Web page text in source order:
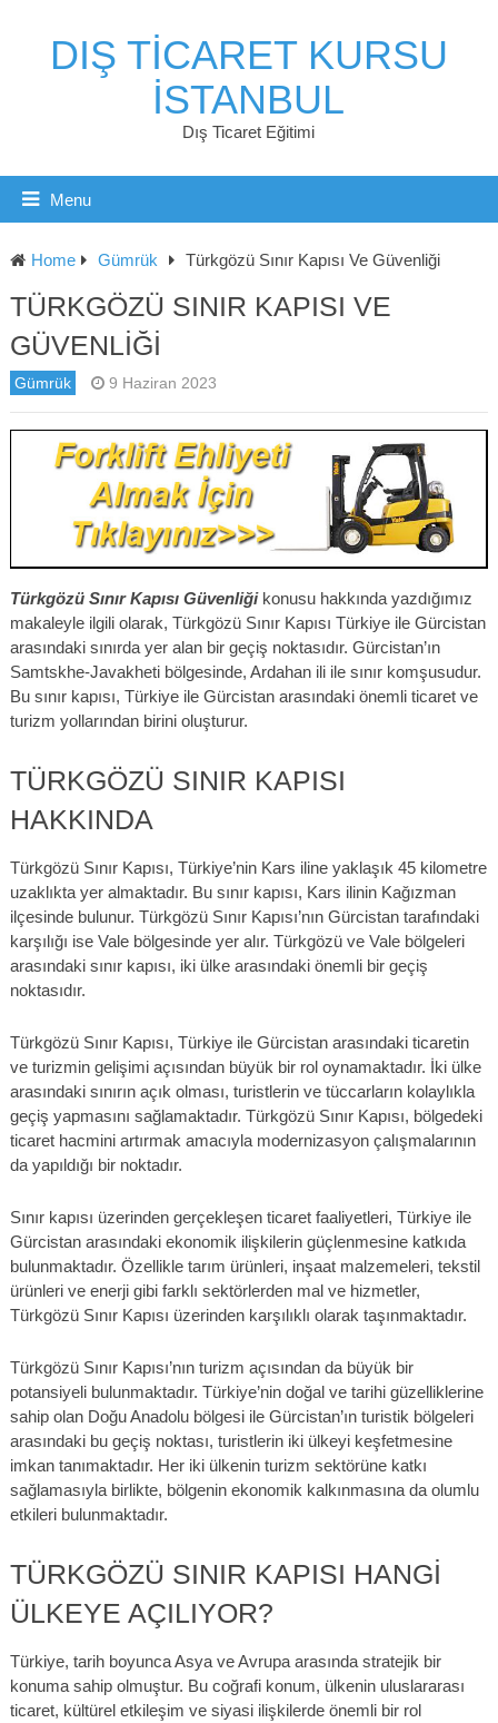
DIŞ TICARET KURSU
İSTANBUL
Dış Ticaret Eğitimi
Menu
Home Gümrük Türkgözü Sınır Kapısı Ve Güvenliği
TÜRKGÖZÜ SINIR KAPISI VE
GÜVENLIĞI
Gümrük 9 Haziran 2023
Türkgözü Sınır Kapısı Güvenliğikonusu hakkında yazdığımız
makaleyle ilgili olarak, Türkgözü Sınır Kapısı Türkiye ile Gürcistan
arasındaki sınırda yer alan bir geçiş noktasıdır. Gürcistan’ın
Samtskhe-Javakheti bölgesinde, Ardahan ili ile sınır komşusudur.
Bu sınır kapısı, Türkiye ile Gürcistan arasındaki önemli ticaret ve
turizm yollarından birini oluşturur.
TÜRKGÖZÜ SINIR KAPISI
HAKKINDA
Türkgözü Sınır Kapısı, Türkiye’nin Kars iline yaklaşık 45 kilometre
uzaklıkta yer almaktadır. Bu sınır kapısı, Kars ilinin Kağızman
ilçesinde bulunur. Türkgözü Sınır Kapısı’nın Gürcistan tarafındaki
karşılığı ise Vale bölgesinde yer alır. Türkgözü ve Vale bölgeleri
arasındaki sınır kapısı, iki ülke arasındaki önemli bir geçiş
noktasıdır.
Türkgözü Sınır Kapısı, Türkiye ile Gürcistan arasındaki ticaretin
ve turizmin gelişimi açısından büyük bir rol oynamaktadır. İki ülke
arasındaki sınırın açık olması, turistlerin ve tüccarların kolaylıkla
geçiş yapmasını sağlamaktadır. Türkgözü Sınır Kapısı, bölgedeki
ticaret hacmini artırmak amacıyla modernizasyon çalışmalarının
da yapıldığı bir noktadır.
Sınır kapısı üzerinden gerçekleşen ticaret faaliyetleri, Türkiye ile
Gürcistan arasındaki ekonomik ilişkilerin güçlenmesine katkıda
bulunmaktadır. Özellikle tarım ürünleri, inşaat malzemeleri, tekstil
ürünleri ve enerji gibi farklı sektörlerden mal ve hizmetler,
Türkgözü Sınır Kapısı üzerinden karşılıklı olarak taşınmaktadır.
Türkgözü Sınır Kapısı’nın turizm açısından da büyük bir
potansiyeli bulunmaktadır. Türkiye’nin doğal ve tarihi güzelliklerine
sahip olan Doğu Anadolu bölgesi ile Gürcistan’ın turistik bölgeleri
arasındaki bu geçiş noktası, turistlerin iki ülkeyi keşfetmesine
imkan tanımaktadır. Her iki ülkenin turizm sektörüne katkı
sağlamasıyla birlikte, bölgenin ekonomik kalkınmasına da olumlu
etkileri bulunmaktadır.
TÜRKGÖZÜ SINIR KAPISI HANGI
ÜLKEYE AÇILIYOR?
Türkiye, tarih boyunca Asya ve Avrupa arasında stratejik bir
konuma sahip olmuştur. Bu coğrafi konum, ülkenin uluslararası
ticaret, kültürel etkileşim ve siyasi ilişkilerde önemli bir rol